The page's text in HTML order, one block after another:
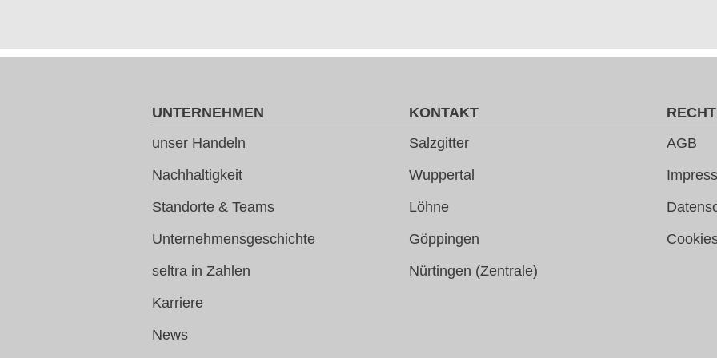
UNTERNEHMEN
unser Handeln
Nachhaltigkeit
Standorte & Teams
Unternehmensgeschichte
seltra in Zahlen
Karriere
News
KONTAKT
Salzgitter
Wuppertal
Löhne
Göppingen
Nürtingen (Zentrale)
AGB